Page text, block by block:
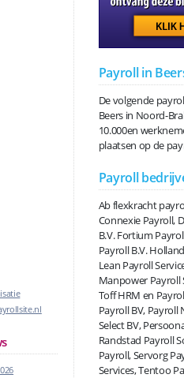
Payroll in
De volgende
Beers in Noord-
10.000en
plaatsen op de
Payroll
Ab flexkracht
Connexie Payroll,
B.V. Fortium
Payroll B.V.
Lean Payroll
Manpower Payroll
Toff HRM en
Payroll BV, Payroll
Select BV,
Randstad Payroll
Payroll, Servorg
Services, Tentoo